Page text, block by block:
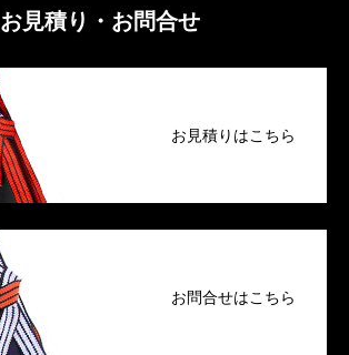
お見積り・お問合せ
お見積りはこちら
お問合せはこちら